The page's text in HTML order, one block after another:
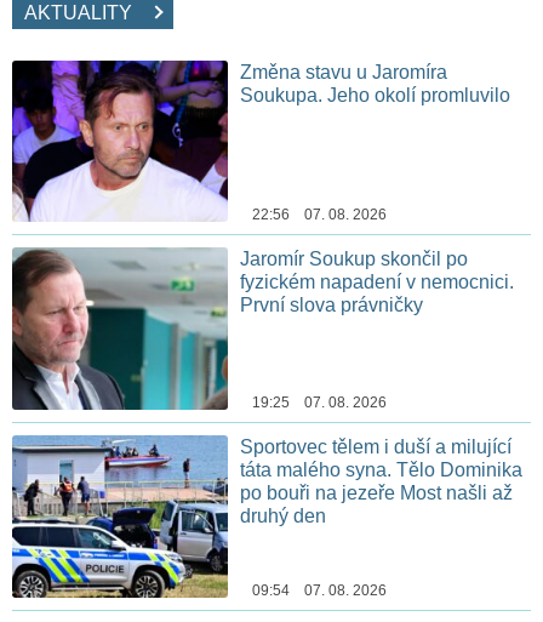
AKTUALITY
Změna stavu u Jaromíra
Soukupa. Jeho okolí promluvilo
22:56 07. 08. 2026
Jaromír Soukup skončil po
fyzickém napadení v nemocnici.
První slova právničky
19:25 07. 08. 2026
Sportovec tělem i duší a milující
táta malého syna. Tělo Dominika
po bouři na jezeře Most našli až
druhý den
09:54 07. 08. 2026